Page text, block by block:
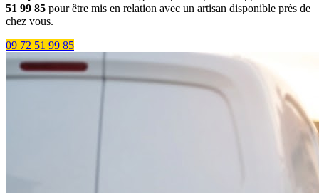
51 99 85 pour être mis en relation avec un artisan disponible près de
chez vous.
09 72 51 99 85